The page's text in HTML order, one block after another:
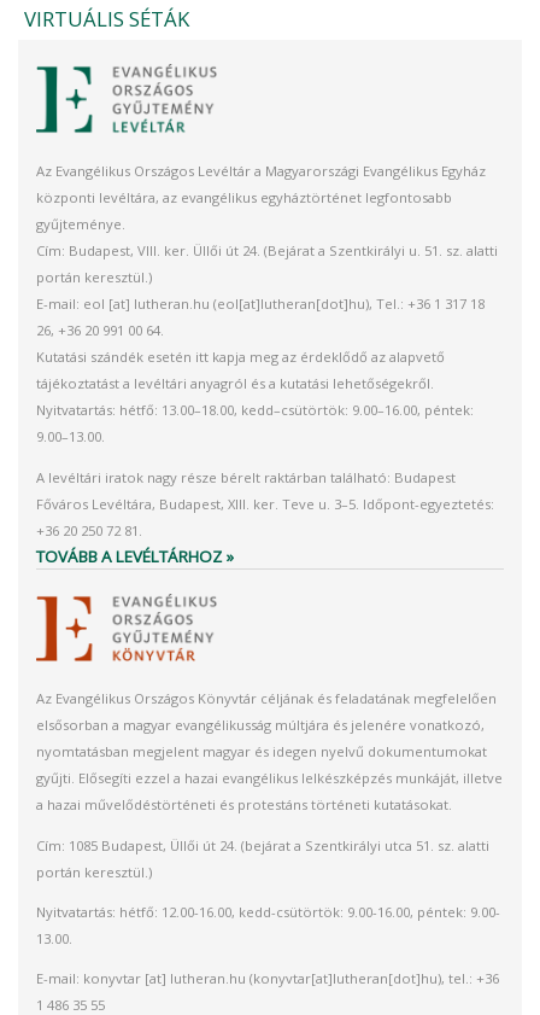
VIRTUÁLIS SÉTÁK
Az Evangélikus Országos Levéltár a Magyarországi Evangélikus Egyház
központi levéltára, az evangélikus egyháztörténet legfontosabb
gyűjteménye.
Cím: Budapest, VIII. ker. Üllői út 24. (Bejárat a Szentkirályi u. 51. sz. alatti
portán keresztül.)
E-mail: eol [at] lutheran.hu (eol[at]lutheran[dot]hu), Tel.: +36 1 317 18
26, +36 20 991 00 64.
Kutatási szándék esetén itt kapja meg az érdeklődő az alapvető
tájékoztatást a levéltári anyagról és a kutatási lehetőségekről.
Nyitvatartás: hétfő: 13.00–18.00, kedd–csütörtök: 9.00–16.00, péntek:
9.00–13.00.
A levéltári iratok nagy része bérelt raktárban található: Budapest
Főváros Levéltára, Budapest, XIII. ker. Teve u. 3–5. Időpont-egyeztetés:
+36 20 250 72 81.
TOVÁBB A LEVÉLTÁRHOZ »
Az Evangélikus Országos Könyvtár céljának és feladatának megfelelően
elsősorban a magyar evangélikusság múltjára és jelenére vonatkozó,
nyomtatásban megjelent magyar és idegen nyelvű dokumentumokat
gyűjti. Elősegíti ezzel a hazai evangélikus lelkészképzés munkáját, illetve
a hazai művelődéstörténeti és protestáns történeti kutatásokat.
Cím: 1085 Budapest, Üllői út 24. (bejárat a Szentkirályi utca 51. sz. alatti
portán keresztül.)
Nyitvatartás: hétfő: 12.00-16.00, kedd-csütörtök: 9.00-16.00, péntek: 9.00-
13.00.
E-mail: konyvtar [at] lutheran.hu (konyvtar[at]lutheran[dot]hu), tel.: +36
1 486 35 55